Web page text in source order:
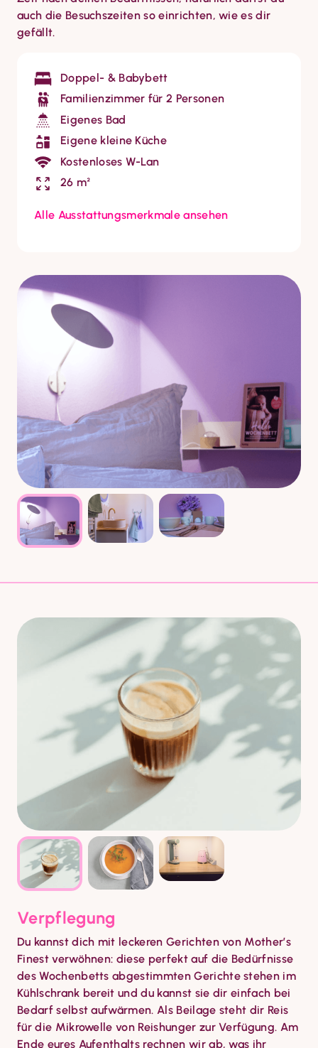
auch die Besuchszeiten so einrichten, wie es dir
gefällt.
Doppel- & Babybett
Familienzimmer für 2 Personen
Eigenes Bad
Eigene kleine Küche
Kostenloses W-Lan
26 m²
Alle Ausstattungsmerkmale ansehen
Verpflegung
Du kannst dich mit leckeren Gerichten von Mother’s
Finest verwöhnen: diese perfekt auf die Bedürfnisse
des Wochenbetts abgestimmten Gerichte stehen im
Kühlschrank bereit und du kannst sie dir einfach bei
Bedarf selbst aufwärmen. Als Beilage steht dir Reis
für die Mikrowelle von Reishunger zur Verfügung. Am
Ende eures Aufenthalts rechnen wir ab, was ihr